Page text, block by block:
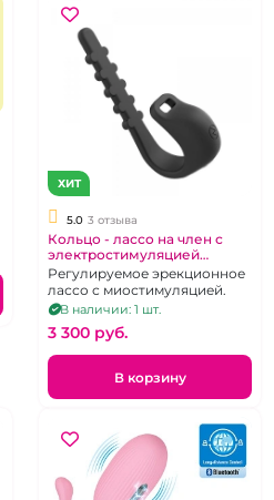
ХИТ
5.0 3 отзыва
Кольцо - лассо на член с
электростимуляцией
регулируемый диаметр "S-
hande" Lightning ring черное
Регулируемое эрекционное
лассо с миостимуляцией.
В наличии: 1 шт.
3 300 pуб.
В корзину